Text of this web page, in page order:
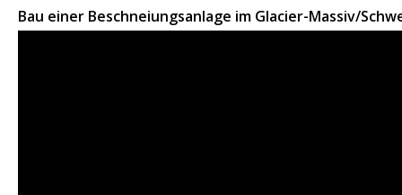
Bau einer Beschneiungsanlage im Glacier-Massiv/